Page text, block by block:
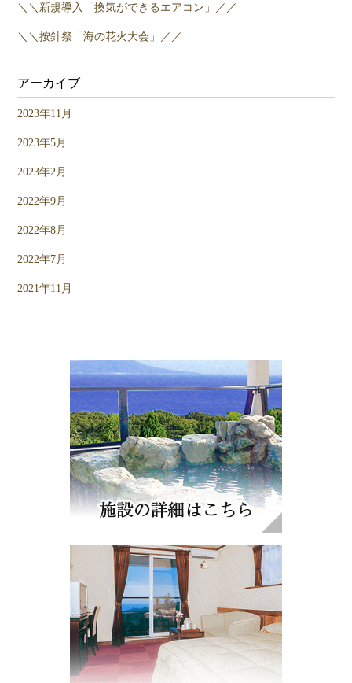
＼＼新規導入「換気ができるエアコン」／／
＼＼按針祭「海の花火大会」／／
アーカイブ
2023年11月
2023年5月
2023年2月
2022年9月
2022年8月
2022年7月
2021年11月